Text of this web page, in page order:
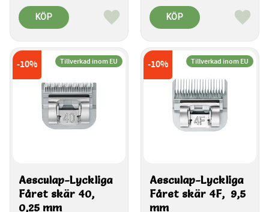
Lägg till i favoriter
KÖP
Lägg
KÖP
Aesculap-Lyckliga
Fåret skär 40,
0,25 mm
10% Tillverkad inom EU
Aesculap-Lyckliga
Fåret skär 4F,  9,5
mm
10% Tillverkad inom EU